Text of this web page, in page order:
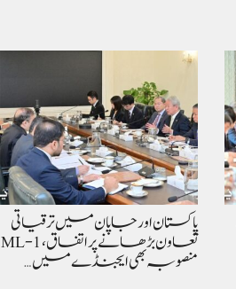
پاکستان اور جاپان میں ترقیاتی
تعاون بڑھانے پر اتفاق، ML-1
منصوبہ بھی ایجنڈے میں…